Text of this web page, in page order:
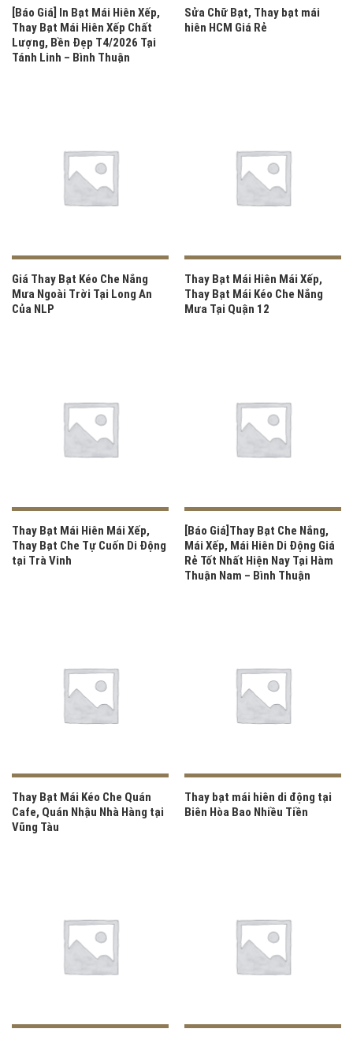
[Báo Giá] In Bạt Mái Hiên Xếp,
Thay Bạt Mái Hiên Xếp Chất
Lượng, Bền Đẹp T4/2026 Tại
Tánh Linh – Bình Thuận
Sửa Chữ Bạt, Thay bạt mái
hiên HCM Giá Rẻ
Giá Thay Bạt Kéo Che Nắng
Mưa Ngoài Trời Tại Long An
Của NLP
Thay Bạt Mái Hiên Mái Xếp,
Thay Bạt Mái Kéo Che Nắng
Mưa Tại Quận 12
Thay Bạt Mái Hiên Mái Xếp,
Thay Bạt Che Tự Cuốn Di Động
tại Trà Vinh
[Báo Giá]Thay Bạt Che Nắng,
Mái Xếp, Mái Hiên Di Động Giá
Rẻ Tốt Nhất Hiện Nay Tại Hàm
Thuận Nam – Bình Thuận
Thay Bạt Mái Kéo Che Quán
Cafe, Quán Nhậu Nhà Hàng tại
Vũng Tàu
Thay bạt mái hiên di động tại
Biên Hòa Bao Nhiều Tiền